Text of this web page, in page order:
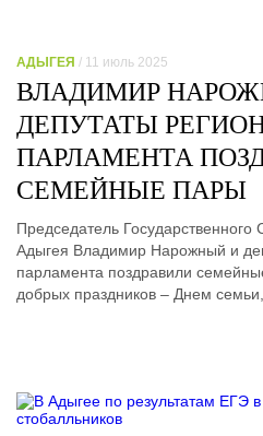
АДЫГЕЯ / 11 июль 2025
ВЛАДИМИР
ДЕПУТАТЫ
ПАРЛАМЕНТА
СЕМЕЙНЫЕ ПАРЫ
Председатель Государственного
Адыгея Владимир Нарожный и
парламента поздравили
добрых праздников – Днем